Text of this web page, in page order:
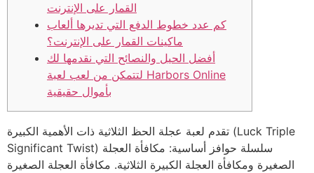
القمار على الإنترنت
كم عدد خطوط الدفع التي تديرها ألعاب
ماكينات القمار على الإنترنت؟
أفضل الحيل والنصائح التي نقدمها لك
لتتمكن من لعب لعبة Harbors Online
بأموال حقيقية
تقدم لعبة عجلة الحظ الثلاثية ذات الأهمية الكبيرة (Luck Triple
Significant Twist) سلسلة حوافز أساسية: مكافأة العجلة
الصغيرة ومكافأة العجلة الكبيرة الثلاثية. مكافأة العجلة الصغيرة